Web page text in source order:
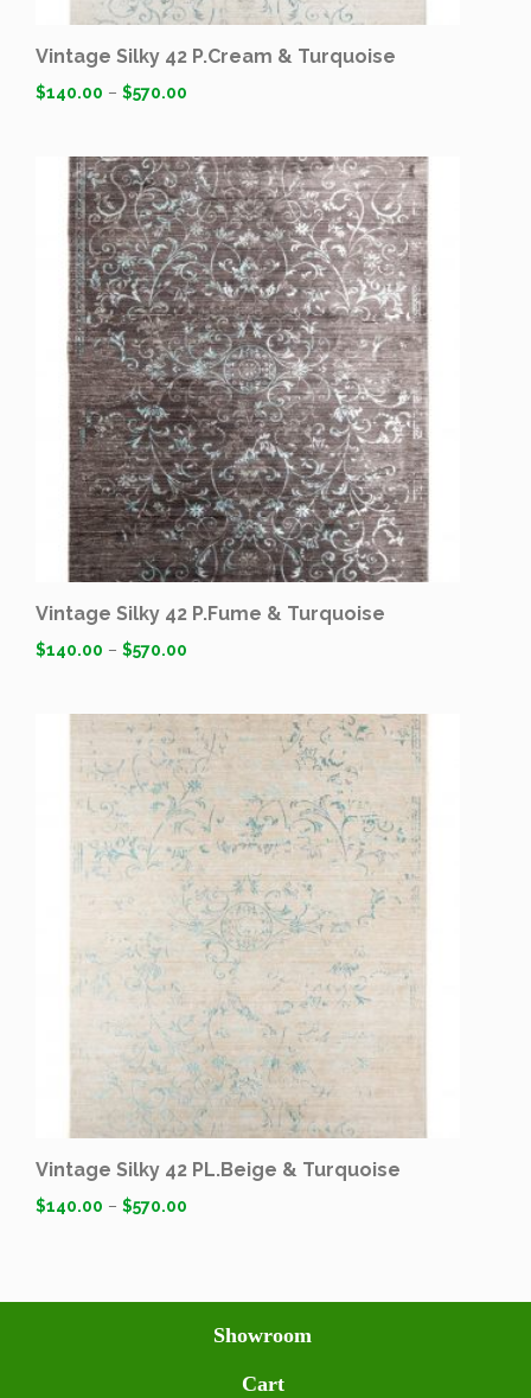
Vintage Silky 42 P.Cream & Turquoise
$140.00 – $570.00
Vintage Silky 42 P.Fume & Turquoise
$140.00 – $570.00
Vintage Silky 42 PL.Beige & Turquoise
$140.00 – $570.00
Showroom
Cart